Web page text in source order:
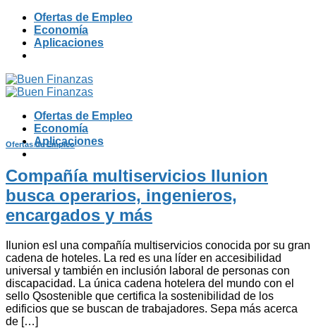
Skip
content
Ofertas de Empleo
Economía
Aplicaciones
Ofertas de Empleo
Economía
Aplicaciones
Ofertas de Empleo
Compañía multiservicios Ilunion
busca operarios, ingenieros,
encargados y más
Ilunion esI una compañía multiservicios conocida por su gran
cadena de hoteles. La red es una líder en accesibilidad
universal y también en inclusión laboral de personas con
discapacidad. La única cadena hotelera del mundo con el
sello Qsostenible que certifica la sostenibilidad de los
edificios que se buscan de trabajadores. Sepa más acerca
de […]